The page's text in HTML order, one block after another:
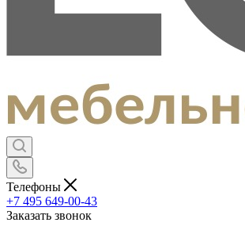
Телефоны
+7 495 649-00-43
Заказать звонок